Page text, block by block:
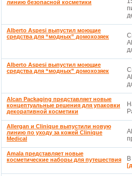
линию безопасной косметики
Alberto Aspesi выпустил моющие
средства для “модных” домохозяек
Alberto Aspesi выпустил моющие
средства для “модных” домохозяек
Alcan Packaging представляет новые
концептуальные решения для упаковки
декоративной косметики
Allergan и Clinique выпустили новую
линию по уходу за кожей Clinique
Medical
Amala представляет новые
косметические наборы для путешествия